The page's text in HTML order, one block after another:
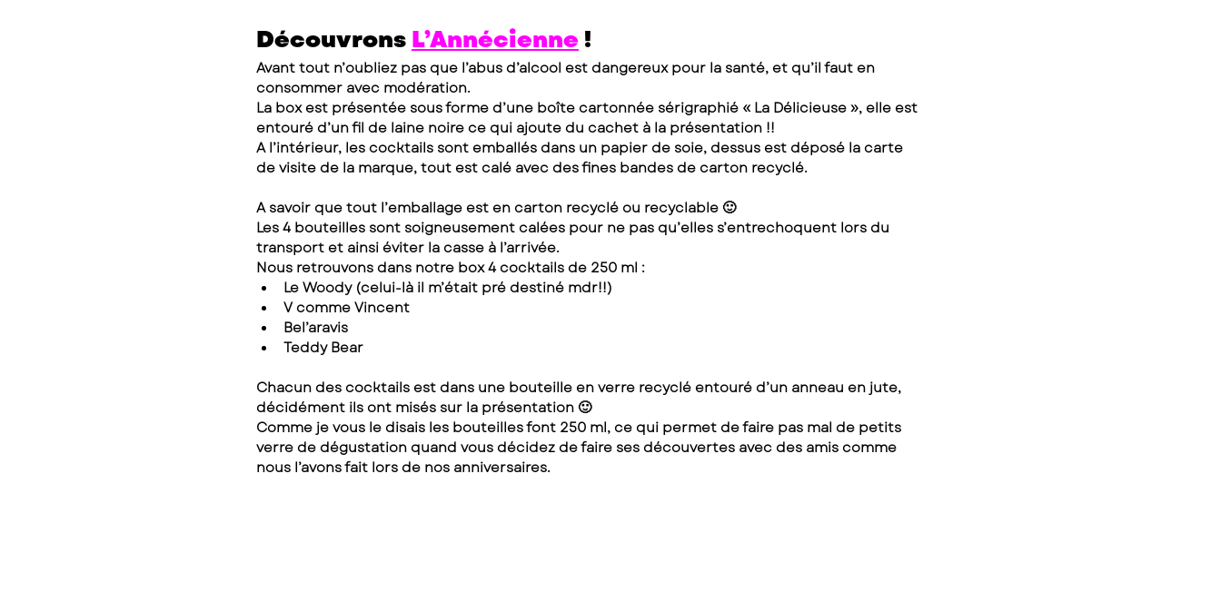
Découvrons L’Annécienne !
Avant tout n’oubliez pas que l’abus d’alcool est dangereux pour la santé, et qu’il faut en
consommer avec modération.
La box est présentée sous forme d’une boîte cartonnée sérigraphié « La Délicieuse », elle est
entouré d’un fil de laine noire ce qui ajoute du cachet à la présentation !!
A l’intérieur, les cocktails sont emballés dans un papier de soie, dessus est déposé la carte
de visite de la marque, tout est calé avec des fines bandes de carton recyclé.
A savoir que tout l’emballage est en carton recyclé ou recyclable 🙂
Les 4 bouteilles sont soigneusement calées pour ne pas qu’elles s’entrechoquent lors du
transport et ainsi éviter la casse à l’arrivée.
Nous retrouvons dans notre box 4 cocktails de 250 ml :
Le Woody (celui-là il m’était pré destiné mdr!!)
V comme Vincent
Bel’aravis
Teddy Bear
Chacun des cocktails est dans une bouteille en verre recyclé entouré d’un anneau en jute,
décidément ils ont misés sur la présentation 🙂
Comme je vous le disais les bouteilles font 250 ml, ce qui permet de faire pas mal de petits
verre de dégustation quand vous décidez de faire ses découvertes avec des amis comme
nous l’avons fait lors de nos anniversaires.